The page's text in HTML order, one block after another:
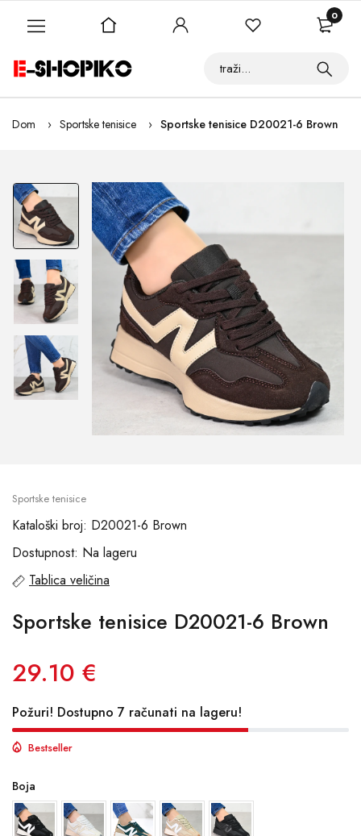
Dom Sportske tenisice Sportske tenisice D20021-6 Brown
Sportske tenisice
Kataloški broj: D20021-6 Brown
Dostupnost: Na lageru
Tablica veličina
Sportske tenisice D20021-6 Brown
29.10 €
Požuri! Dostupno 7 računati na lageru!
Bestseller
Boja
0